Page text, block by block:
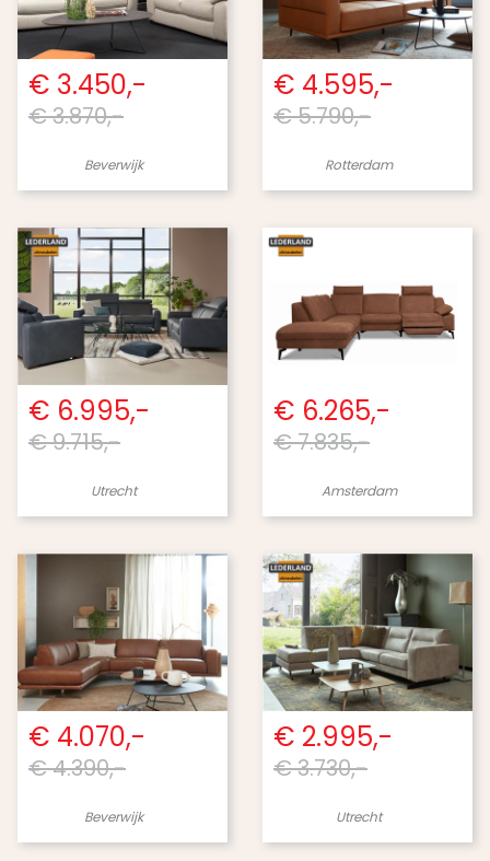
€ 3.450,-
€ 3.870,-
Beverwijk
€ 4.595,-
€ 5.790,-
Rotterdam
€ 6.995,-
€ 9.715,-
Utrecht
€ 6.265,-
€ 7.835,-
Amsterdam
€ 4.070,-
€ 4.390,-
Beverwijk
€ 2.995,-
€ 3.730,-
Utrecht